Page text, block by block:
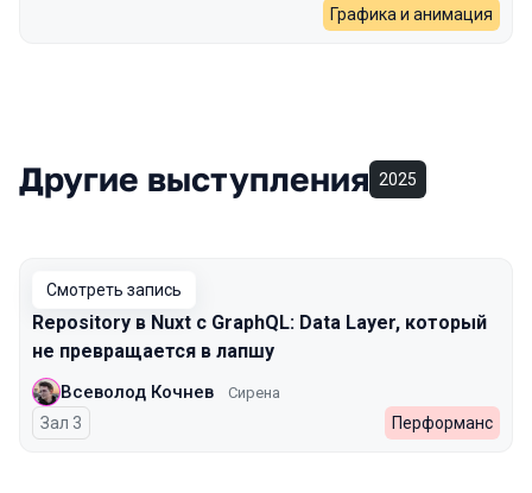
Графика и анимация
Другие выступления 2025
Смотреть запись
Repository в Nuxt с GraphQL: Data Layer, который
не превращается в лапшу
Всеволод Кочнев Сирена
Зал 3 Перформанс